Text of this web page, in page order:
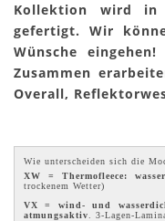
Kollektion wird in
gefertigt. Wir
Wünsche
Zusammen
Overall,
Wie unterscheiden sich die
XW = Thermofleece:
trockenem Wetter)
VX = wind- und
atmungsaktiv . 3-Lagen-